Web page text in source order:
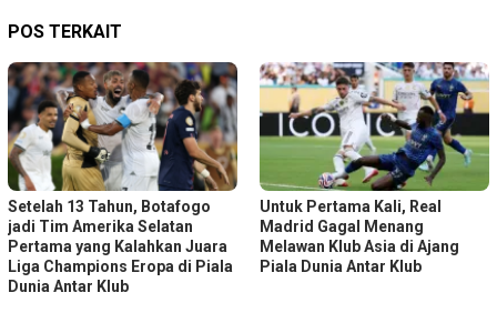
POS TERKAIT
Setelah 13 Tahun, Botafogo
jadi Tim Amerika Selatan
Pertama yang Kalahkan Juara
Liga Champions Eropa di Piala
Dunia Antar Klub
Untuk Pertama Kali, Real
Madrid Gagal Menang
Melawan Klub Asia di Ajang
Piala Dunia Antar Klub